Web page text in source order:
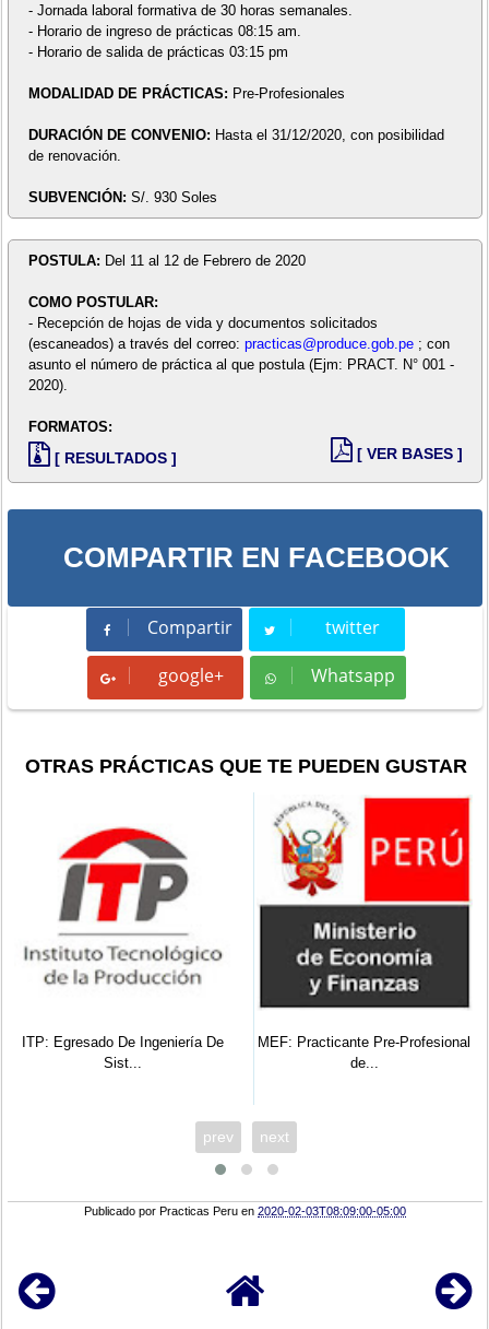
- Jornada laboral formativa de 30 horas semanales.
- Horario de ingreso de prácticas 08:15 am.
- Horario de salida de prácticas 03:15 pm
MODALIDAD DE PRÁCTICAS: Pre-Profesionales
DURACIÓN DE CONVENIO: Hasta el 31/12/2020, con posibilidad
de renovación.
SUBVENCIÓN: S/. 930 Soles
POSTULA: Del 11 al 12 de Febrero de 2020
COMO POSTULAR:
- Recepción de hojas de vida y documentos solicitados
(escaneados) a través del correo: practicas@produce.gob.pe; con
asunto el número de práctica al que postula (Ejm: PRACT. N° 001 -
2020).
FORMATOS:
[ RESULTADOS ] [ VER BASES ]
COMPARTIR EN FACEBOOK
Compartir
Compartir twitter
Tweet
google+ Whatsapp
Whatsapp
OTRAS PRÁCTICAS QUE TE PUEDEN GUSTAR
ITP: Egresado De Ingeniería De
Sist...
MEF: Practicante Pre-Profesional
de...
prev next
Publicado por Practicas Peru en2020-02-03T08:09:00-05:00